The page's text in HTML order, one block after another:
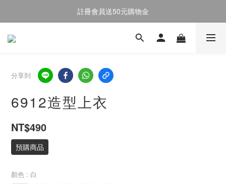
註冊會員送50元購物金
註冊會員送50元購物金
全館消費滿$2000即享免運
分享到
6912造型上衣
NT$490
預購商品
顏色 : 白